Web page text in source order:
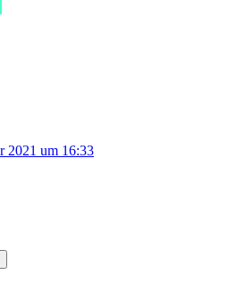
2021 um 16:33